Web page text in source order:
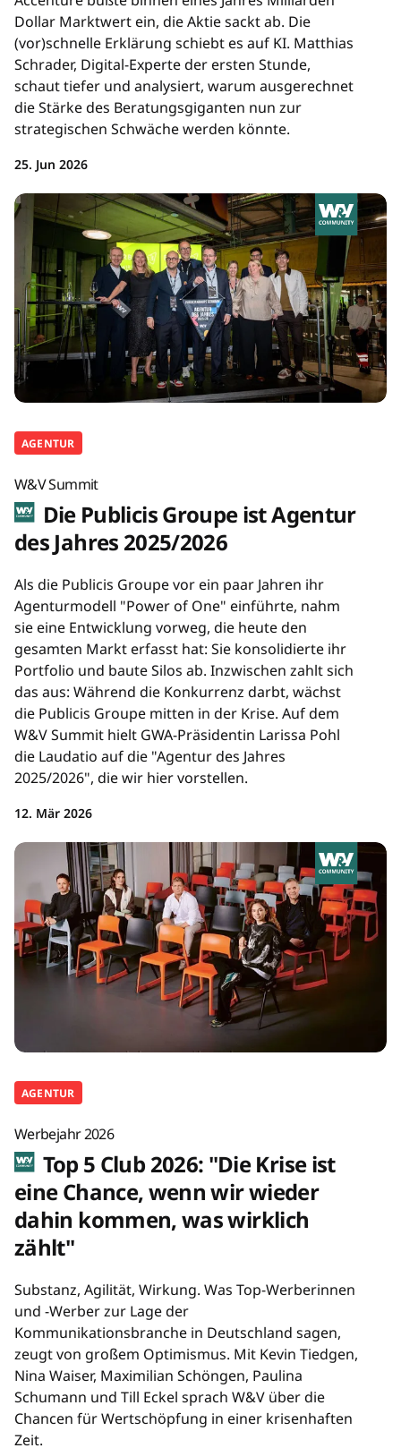
Dollar Marktwert ein, die Aktie sackt ab. Die
(vor)schnelle Erklärung schiebt es auf KI. Matthias
Schrader, Digital-Experte der ersten Stunde,
schaut tiefer und analysiert, warum ausgerechnet
die Stärke des Beratungsgiganten nun zur
strategischen Schwäche werden könnte.
25. Jun 2026
AGENTUR
W&V Summit
Die Publicis Groupe ist Agentur
des Jahres 2025/2026
Als die Publicis Groupe vor ein paar Jahren ihr
Agenturmodell "Power of One" einführte, nahm
sie eine Entwicklung vorweg, die heute den
gesamten Markt erfasst hat: Sie konsolidierte ihr
Portfolio und baute Silos ab. Inzwischen zahlt sich
das aus: Während die Konkurrenz darbt, wächst
die Publicis Groupe mitten in der Krise. Auf dem
W&V Summit hielt GWA-Präsidentin Larissa Pohl
die Laudatio auf die "Agentur des Jahres
2025/2026", die wir hier vorstellen.
12. Mär 2026
AGENTUR
Werbejahr 2026
Top 5 Club 2026: "Die Krise ist
eine Chance, wenn wir wieder
dahin kommen, was wirklich
zählt"
Substanz, Agilität, Wirkung. Was Top-Werberinnen
und -Werber zur Lage der
Kommunikationsbranche in Deutschland sagen,
zeugt von großem Optimismus. Mit Kevin Tiedgen,
Nina Waiser, Maximilian Schöngen, Paulina
Schumann und Till Eckel sprach W&V über die
Chancen für Wertschöpfung in einer krisenhaften
Zeit.